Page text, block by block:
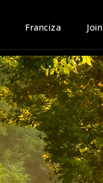
Franciza Join